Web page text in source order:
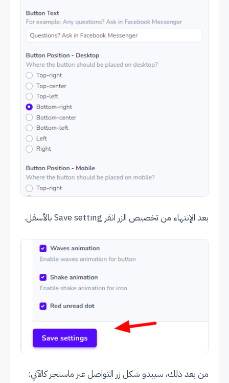
بعد الإنتهاء من تخصيص الزر انقر Save setting بالأسفل.
من بعد ذلك، سيبدو شكل زر التواصل عبر ماسنجر كالآتي: